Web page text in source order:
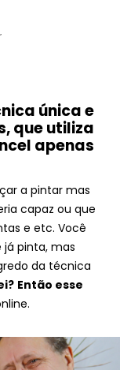
única e
que utiliza
apenas
a pintar mas
capaz ou que
e etc. Você
pinta, mas
da técnica
Então esse